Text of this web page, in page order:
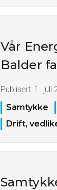
Vår
Balder
Publisert: 1. juli
Samtykke
Drift,